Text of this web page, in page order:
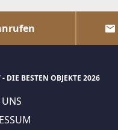
DIE BESTEN OBJEKTE 2026